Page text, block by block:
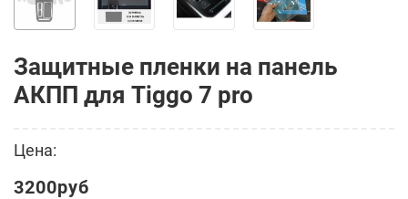
Защитные пленки на панель
АКПП для Tiggo 7 pro
Цена:
3200руб